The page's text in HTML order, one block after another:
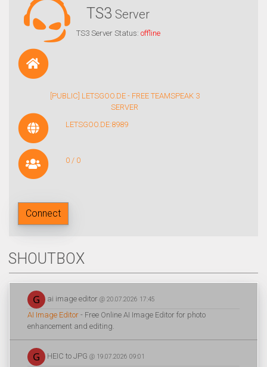
TS3 Server
TS3 Server Status: offline
[PUBLIC] LETSGOO.DE - FREE TEAMSPEAK 3
SERVER
LETSGOO.DE:8989
0 / 0
Connect
SHOUTBOX
ai image editor @ 20.07.2026 17:45
AI Image Editor - Free Online AI Image Editor for photo
enhancement and editing.
HEIC to JPG @ 19.07.2026 09:01